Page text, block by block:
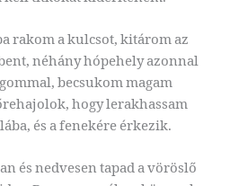
rakom a kulcsot, kitárom az
néhány hópehely azonnal
becsukom magam
hogy lerakhassam
és a fenekére érkezik.
és nedvesen tapad a vöröslő